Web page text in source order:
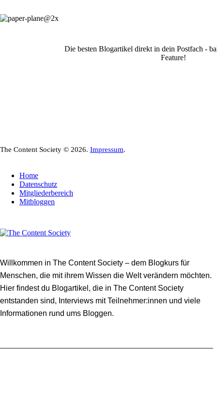
Die besten Blogartikel direkt in dein Postfach -
Feature!
The Content Society © 2026. Impressum.
Home
Datenschutz
Mitgliederbereich
Mitbloggen
Willkommen in The Content Society – dem Blogkurs für
Menschen, die mit ihrem Wissen die Welt verändern möchten.
Hier findest du Blogartikel, die in The Content Society
entstanden sind, Interviews mit Teilnehmer:innen und viele
Informationen rund ums Bloggen.